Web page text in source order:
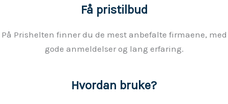
Få pristilbud
På Prishelten finner du de mest anbefalte firmaene, med
gode anmeldelser og lang erfaring.
Hvordan bruke?